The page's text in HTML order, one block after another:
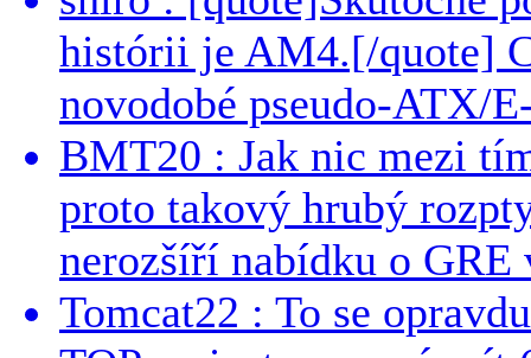
histórii je AM4.[/quote]
novodobé pseudo-ATX/
BMT20 : Jak nic mezi
proto takový hrubý
nerozšíří nabídku o GRE
Tomcat22 : To se